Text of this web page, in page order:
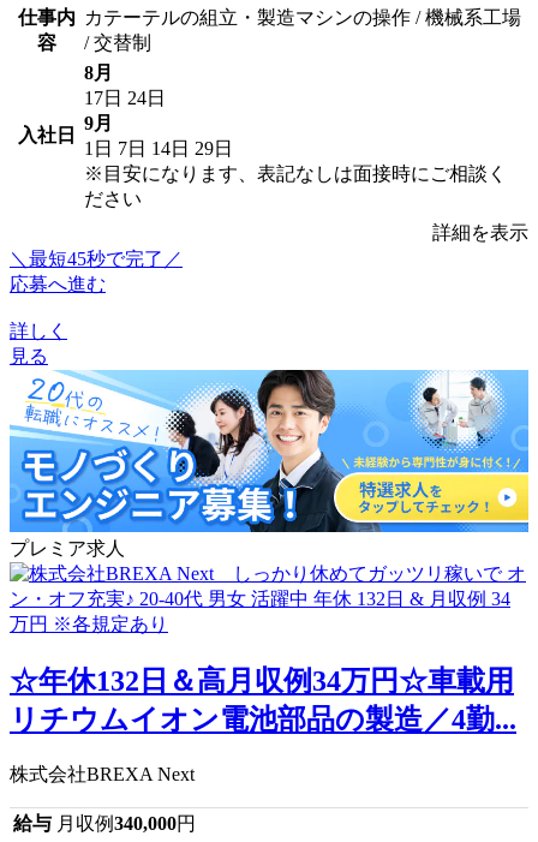
仕事内
容
カテーテルの組立・製造マシンの操作 / 機械系工場
/ 交替制
入社日
8月
17日 24日
9月
1日 7日 14日 29日
※目安になります、表記なしは面接時にご相談く
ださい
詳細を表示
＼最短45秒で完了／
応募へ進む
詳しく
見る
プレミア求人
☆年休132日＆高月収例34万円☆車載用
リチウムイオン電池部品の製造／4勤...
株式会社BREXA Next
給与 月収例340,000円